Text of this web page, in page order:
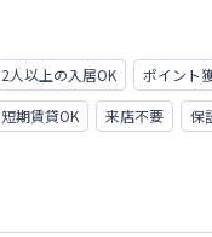
2人以上の入居OK
ポイント
短期賃貸OK 来店不要 保